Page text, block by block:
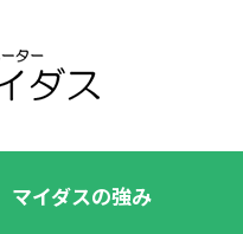
マイダスの強み